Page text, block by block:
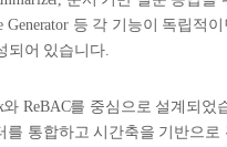
등 각 기능이 독립적이
되어 있습니다.
ReBAC를 중심으로 설계되었
를 통합하고 시간축을 기반으로